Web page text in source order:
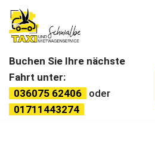
Zum
springen
Buchen Sie Ihre nächste
Fahrt unter:
036075 62406
oder
01711443274